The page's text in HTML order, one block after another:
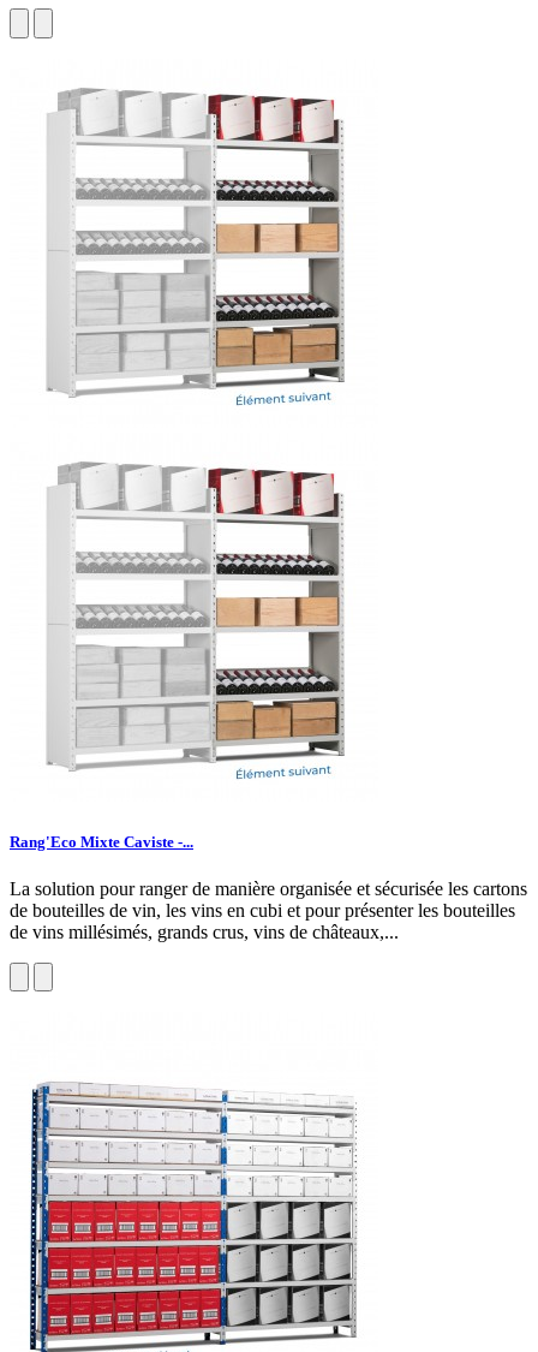
Rang'Eco Mixte Caviste -...
La solution pour ranger de manière organisée et sécurisée les cartons
de bouteilles de vin, les vins en cubi et pour présenter les bouteilles
de vins millésimés, grands crus, vins de châteaux,...